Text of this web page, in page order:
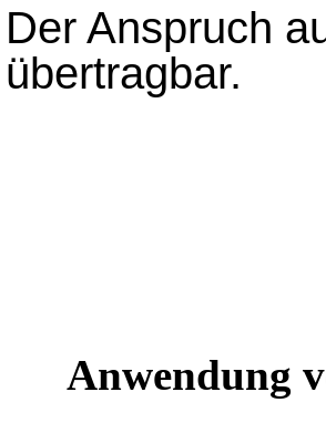
Der Anspruch
übertragbar.
Anwendung